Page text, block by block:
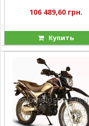
106 489,60 грн.
Купить